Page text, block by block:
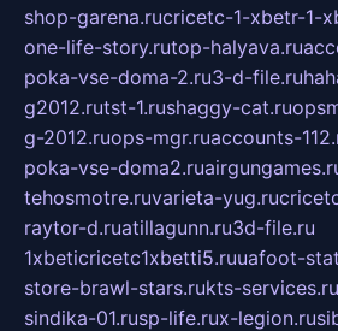
shop-garena.rucricetc-1-xbetr-1-
one-life-story.rutop-halyava.ru
poka-vse-doma-2.ru3-d-file.ru
g2012.rutst-1.rushaggy-cat.ru
g-2012.ruops-mgr.ruaccounts-
poka-vse-doma2.ru
tehosmotre.ruvarieta-yug.ru
raytor-d.ruatillagunn.ru3d-file.ru
1xbeticricetc1xbetti5.ruuafoot-
store-brawl-stars.rukts-services.ru
sindika-01.rusp-life.rux-legion.ru